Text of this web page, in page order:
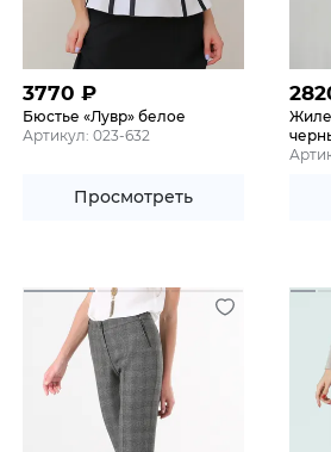
3770 ₽
Бюстье «Лувр» белое
Артикул: 023-632
Просмотреть